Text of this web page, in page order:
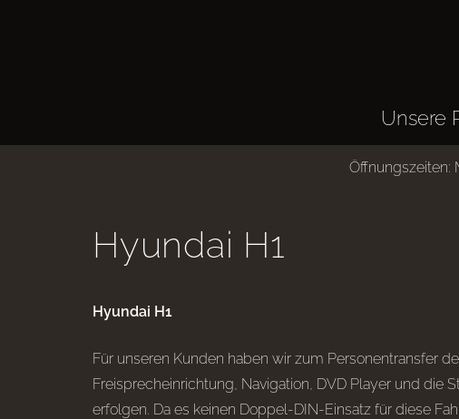
Unsere
Öffnungszeiten:
Hyundai H1
Hyundai H1
Für unseren Kunden haben wir zum Personentransfer
Freisprecheinrichtung, Navigation, DVD Player und die
erfolgen. Da es keinen Doppel-DIN-Einsatz für diese